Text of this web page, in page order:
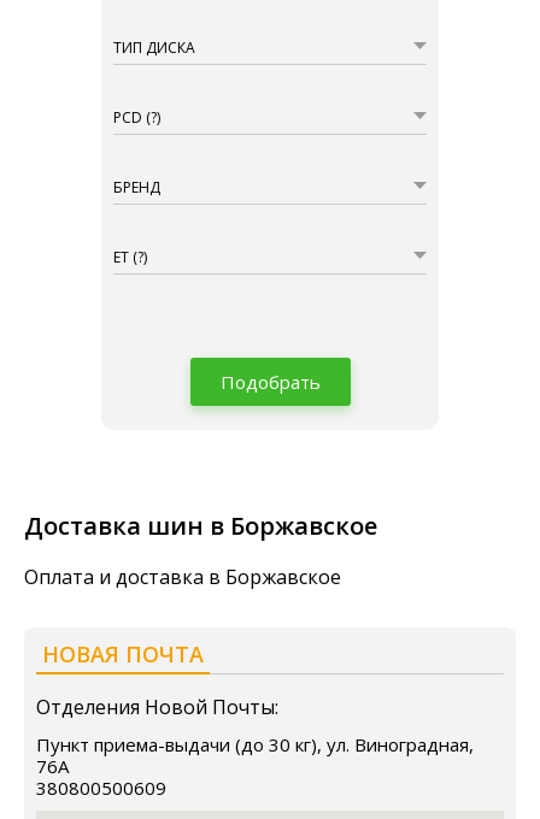
ТИП ДИСКА
PCD (?)
БРЕНД
ET (?)
Подобрать
Доставка шин в Боржавское
Оплата и доставка в Боржавское
НОВАЯ ПОЧТА
Отделения Новой Почты:
Пункт приема-выдачи (до 30 кг), ул. Виноградная,
76А
380800500609